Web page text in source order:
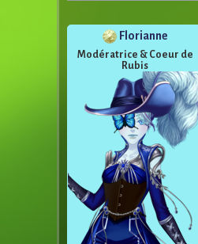
Florianne
Modératrice & Coeur de
Rubis